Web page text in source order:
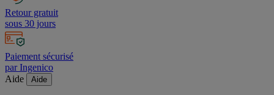
Retour gratuit
sous 30 jours
Paiement sécurisé
par Ingenico
Aide
Aide